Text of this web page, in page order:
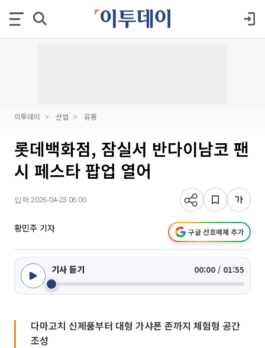
이투데이 산업 유통
롯데백화점, 잠실서 반다이남코 팬
시 페스타 팝업 열어
입력 2026-04-23 06:00
황민주 기자 구글 선호매체 추가
기사 듣기 00:00 / 01:55
다마고치 신제품부터 대형 가샤폰 존까지 체험형 공간
조성